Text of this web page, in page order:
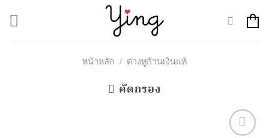
หน้าหลัก / ต่างหูก้านเงินแท้
คัดกรอง